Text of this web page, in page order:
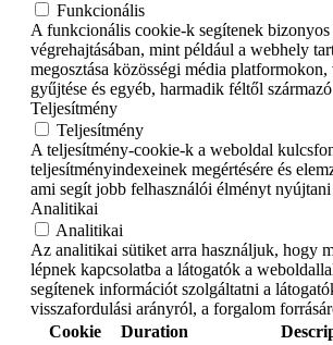
Funkcionális
A funkcionális cookie-k segítenek
végrehajtásában, mint például a webhely
megosztása közösségi média platformokon,
gyűjtése és egyéb, harmadik féltől
Teljesítmény
Teljesítmény
A teljesítmény-cookie-k a weboldal
teljesítményindexeinek megértésére és
ami segít jobb felhasználói élményt
Analitikai
Analitikai
Az analitikai sütiket arra használjuk, hogy
lépnek kapcsolatba a látogatók a
segítenek információt szolgáltatni a
visszafordulási arányról, a forgalom
Cookie
Duration